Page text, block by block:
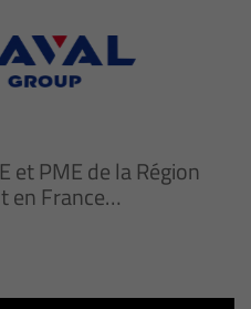
et PME de la Région
en France…